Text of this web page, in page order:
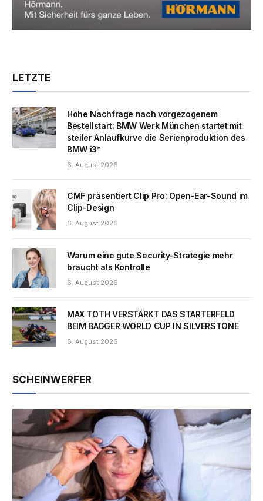
LETZTE
Hohe Nachfrage nach vorgezogenem
Bestellstart: BMW Werk München startet mit
steiler Anlaufkurve die Serienproduktion des
BMW i3*
6. August 2026
CMF präsentiert Clip Pro: Open-Ear-Sound im
Clip-Design
6. August 2026
Warum eine gute Security-Strategie mehr
braucht als Kontrolle
6. August 2026
MAX TOTH VERSTÄRKT DAS STARTERFELD
BEIM BAGGER WORLD CUP IN SILVERSTONE
6. August 2026
SCHEINWERFER